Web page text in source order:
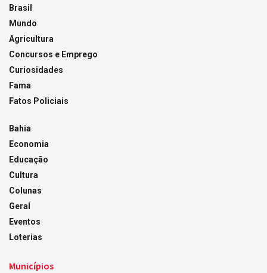
Brasil
Mundo
Agricultura
Concursos e Emprego
Curiosidades
Fama
Fatos Policiais
Bahia
Economia
Educação
Cultura
Colunas
Geral
Eventos
Loterias
Municípios